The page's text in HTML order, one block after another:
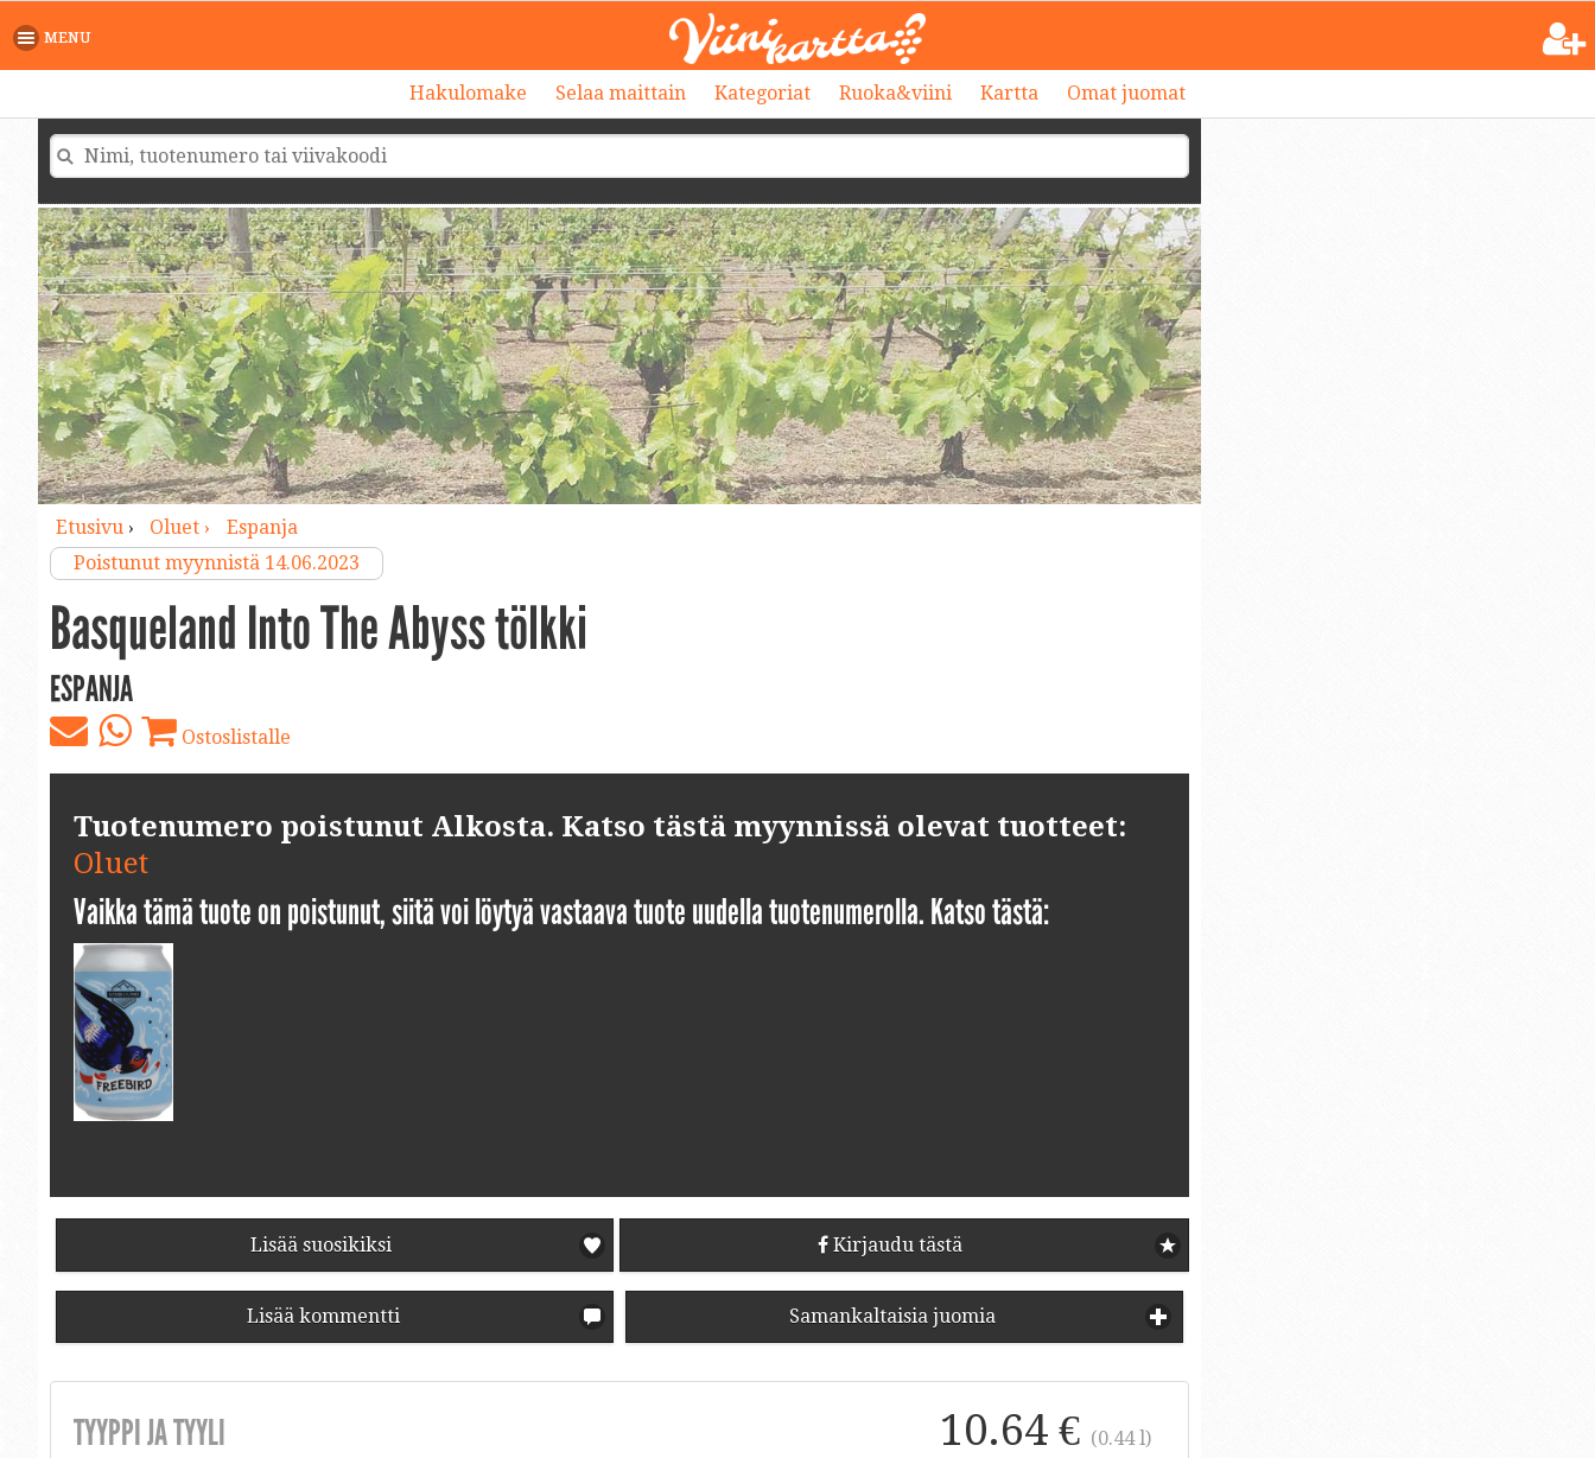
MENU
Hakulomake Selaa maittain Kategoriat Ruoka&viini Kartta Omat juomat
Etusivu› Oluet ›
Espanja
Poistunut myynnistä 14.06.2023
Basqueland Into The Abyss tölkki
ESPANJA
Ostoslistalle
Tuotenumero poistunut Alkosta. Katso tästä myynnissä olevat tuotteet:
Oluet
Vaikka tämä tuote on poistunut, siitä voi löytyä vastaava tuote uudella tuotenumerolla. Katso tästä:
Lisää suosikiksi Kirjaudu tästä
Lisää kommentti Samankaltaisia juomia
10.64 € (0.44 l)
TYYPPI JA TYYLI